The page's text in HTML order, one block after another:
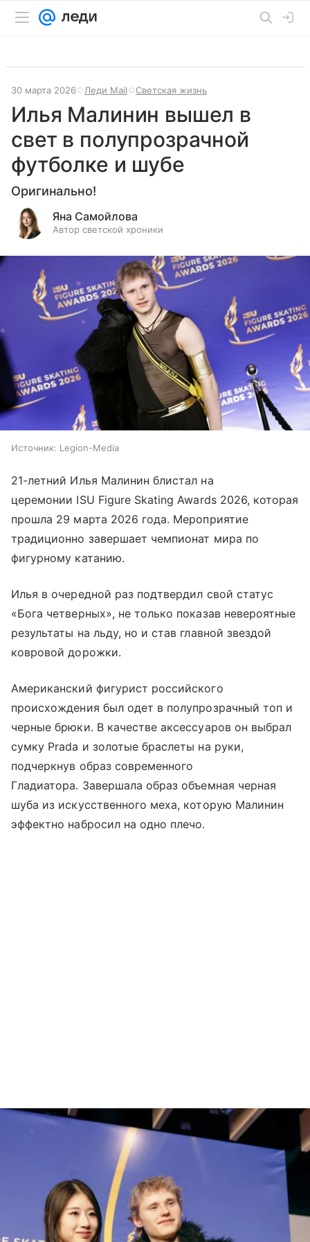
30 марта 2026 Леди Mail Светская жизнь
Илья Малинин вышел в
свет в полупрозрачной
футболке и шубе
Оригинально!
Яна Самойлова
Автор светской хроники
Источник: Legion-Media
21-летний Илья Малинин блистал на
церемонии ISU Figure Skating Awards 2026, которая
прошла 29 марта 2026 года. Мероприятие
традиционно завершает чемпионат мира по
фигурному катанию.
Илья в очередной раз подтвердил свой статус
«Бога четверных», не только показав невероятные
результаты на льду, но и став главной звездой
ковровой дорожки.
Американский фигурист российского
происхождения был одет в полупрозрачный топ и
черные брюки. В качестве аксессуаров он выбрал
сумку Prada и золотые браслеты на руки,
подчеркнув образ современного
Гладиатора. Завершала образ объемная черная
шуба из искусственного меха, которую Малинин
эффектно набросил на одно плечо.